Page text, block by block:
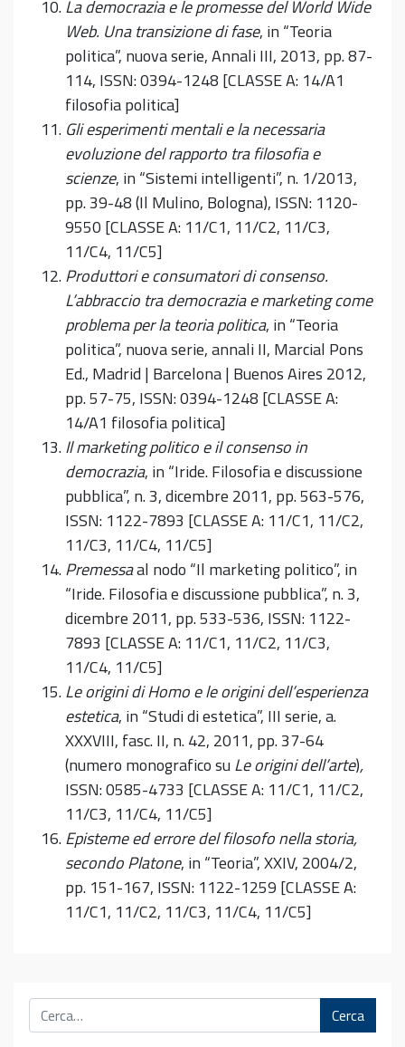
La democrazia e le promesse del World Wide
Web. Una transizione di fase, in “Teoria
politica”, nuova serie, Annali III, 2013, pp. 87-
114, ISSN: 0394-1248 [CLASSE A: 14/A1
filosofia politica]
Gli esperimenti mentali e la necessaria
evoluzione del rapporto tra filosofia e
scienze, in “Sistemi intelligenti”, n. 1/2013,
pp. 39-48 (Il Mulino, Bologna), ISSN: 1120-
9550 [CLASSE A: 11/C1, 11/C2, 11/C3,
11/C4, 11/C5]
Produttori e consumatori di consenso.
L’abbraccio tra democrazia e marketing come
problema per la teoria politica, in “Teoria
politica”, nuova serie, annali II, Marcial Pons
Ed., Madrid | Barcelona | Buenos Aires 2012,
pp. 57-75, ISSN: 0394-1248 [CLASSE A:
14/A1 filosofia politica]
Il marketing politico e il consenso in
democrazia, in “Iride. Filosofia e discussione
pubblica”, n. 3, dicembre 2011, pp. 563-576,
ISSN: 1122-7893 [CLASSE A: 11/C1, 11/C2,
11/C3, 11/C4, 11/C5]
Premessaal nodo “Il marketing politico”, in
“Iride. Filosofia e discussione pubblica”, n. 3,
dicembre 2011, pp. 533-536, ISSN: 1122-
7893 [CLASSE A: 11/C1, 11/C2, 11/C3,
11/C4, 11/C5]
Le origini di Homo e le origini dell’esperienza
estetica, in “Studi di estetica”, III serie, a.
XXXVIII, fasc. II, n. 42, 2011, pp. 37-64
(numero monografico su Le origini dell’arte),
ISSN: 0585-4733 [CLASSE A: 11/C1, 11/C2,
11/C3, 11/C4, 11/C5]
Episteme ed errore del filosofo nella storia,
secondo Platone, in “Teoria”, XXIV, 2004/2,
pp. 151-167, ISSN: 1122-1259 [CLASSE A:
11/C1, 11/C2, 11/C3, 11/C4, 11/C5]
Cerca